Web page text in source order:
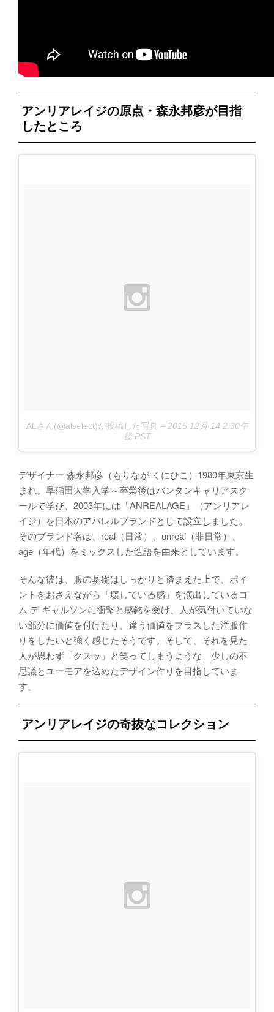
アンリアレイジの原点・森永邦彦が目指
したところ
ALさん(@alselect)が投稿した写真 – 2015 12月 14 2:30午
後 PST
デザイナー 森永邦彦（もりなが くにひこ）1980年東京生
まれ。早稲田大学入学～卒業後はバンタンキャリアスク
ールで学び、2003年には「ANREALAGE」（アンリアレ
イジ）を日本のアパレルブランドとして設立しました。
そのブランド名は、real（日常）、unreal（非日常）、
age（年代）をミックスした造語を由来としています。
そんな彼は、服の基礎はしっかりと踏まえた上で、ポイ
ントをおさえながら「壊している感」を演出しているコ
ム デ ギャルソンに衝撃と感銘を受け、人が気付いていな
い部分に価値を付けたり、違う価値をプラスした洋服作
りをしたいと強く感じたそうです。そして、それを見た
人が思わず「クスッ」と笑ってしまうような、少しの不
思議とユーモアを込めたデザイン作りを目指していま
す。
アンリアレイジの奇抜なコレクション